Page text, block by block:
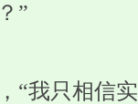
”
“我只相信